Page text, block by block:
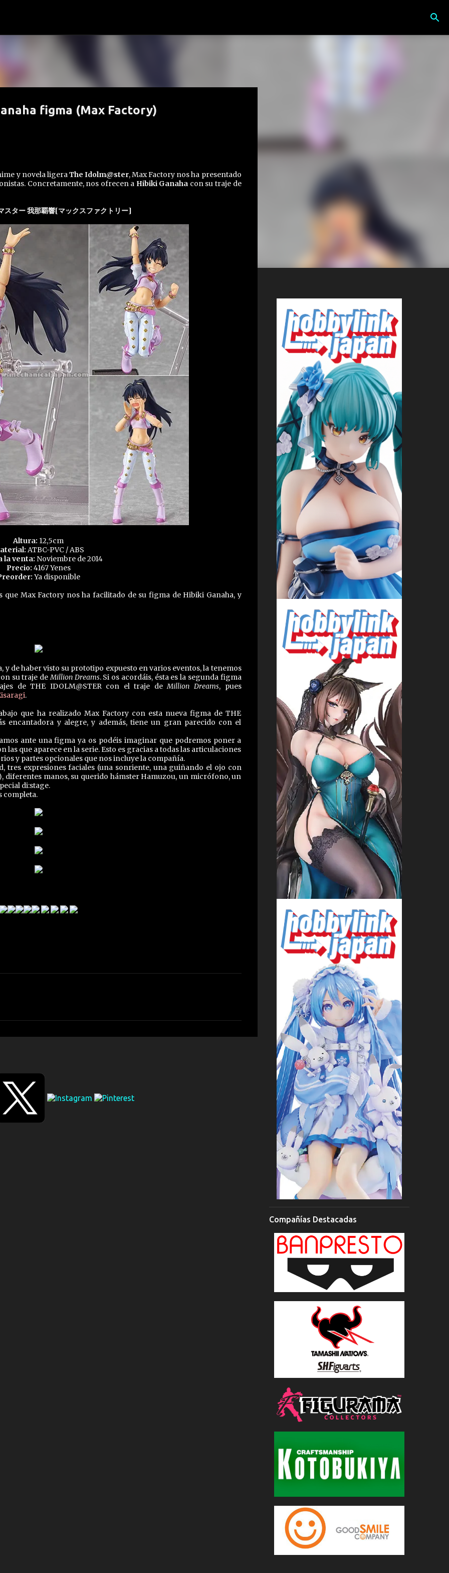
figma (Max Factory)
y novela ligeraThe Idolm@ster, Max Factory nos ha presentado
Concretamente, nos ofrecen a Hibiki Ganaha con su traje de
ター 我那覇響[マックスファクトリー]
Altura: 12,5cm
ATBC-PVC / ABS
la venta: Noviembre de 2014
Precio: 4167 Yenes
Ya disponible
Max Factory nos ha facilitado de su figma de Hibiki Ganaha, y
y de haber visto su prototipo expuesto en varios eventos, la tenemos
su traje deMillion Dreams. Si os acordáis, ésta es la segunda figma
de THE IDOLM@STER con el traje deMillion Dreams, pues
.
que ha realizado Max Factory con esta nueva figma de THE
encantadora y alegre, y además, tiene un gran parecido con el
ante una figma ya os podéis imaginar que podremos poner a
que aparece en la serie. Esto es gracias a todas las articulaciones
y partes opcionales que nos incluye la compañía.
tres expresiones faciales (una sonriente, una guiñando el ojo con
diferentes manos, su querido hámster Hamuzou, un micrófono, un
di:stage.
completa.
Compañías Destacadas